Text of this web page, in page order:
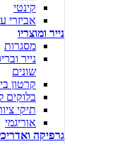
קינטי
אביזרי
נייר ומוצריו
מסגרות
נייר
שונים
קרטון
בלוקים
תיקי
אוריגמי
גרפיקה